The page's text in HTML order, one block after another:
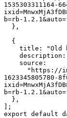
1535303311164-
b=rb-
  },
  {
title:
    source:
1623345805780-
b=rb-
  },
];
export default